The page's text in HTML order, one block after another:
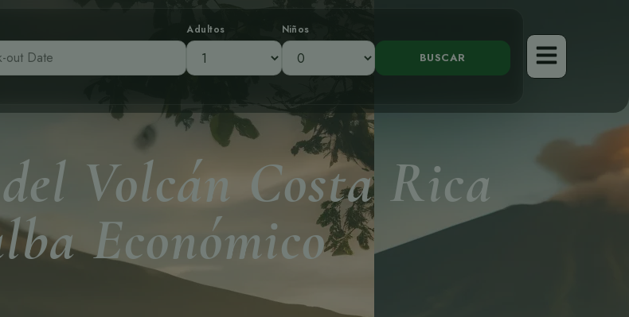
Adultos Niños
Volcán Costa Rica
Económico